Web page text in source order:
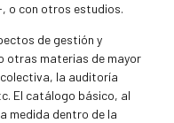
o con otros estudios.
de gestión y
otras materias de mayor
la auditoría
El catálogo básico, al
medida dentro de la